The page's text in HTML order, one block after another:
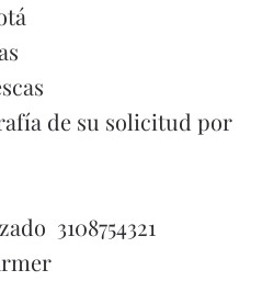
de su solicitud por
3108754321